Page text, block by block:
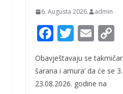
6. Augusta 2026. admin
F
ac
e
b
T
itt
er
E
m
ai
l
o
p
Obavještavaju se
šarana i amura’ da će se
23.08.2026. godine na